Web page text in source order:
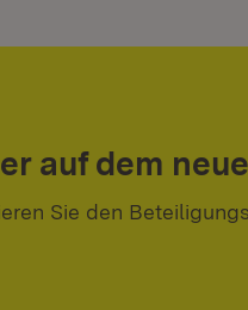
auf dem
Sie den